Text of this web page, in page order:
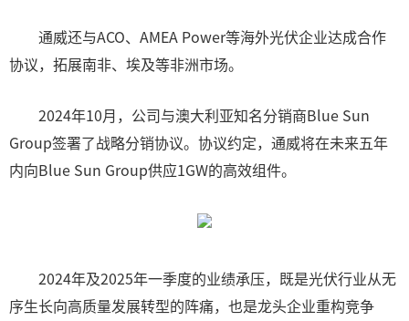
通威还与ACO、AMEA Power等海外光伏企业达成合作
协议，拓展南非、埃及等非洲市场。
2024年10月，公司与澳大利亚知名分销商Blue Sun
Group签署了战略分销协议。协议约定，通威将在未来五年
内向Blue Sun Group供应1GW的高效组件。
2024年及2025年一季度的业绩承压，既是光伏行业从无
序生长向高质量发展转型的阵痛，也是龙头企业重构竞争